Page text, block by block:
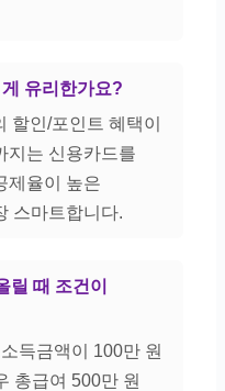
유리한가요?
할인/포인트 혜택이
지는 신용카드를
제율이 높은
스마트합니다.
릴 때 조건이
득금액이 100만 원
총급여 500만 원